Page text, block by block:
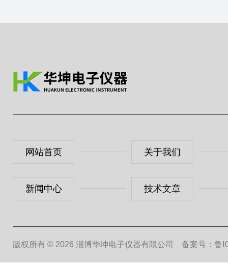
网站首页 关于我们
新闻中心 技术文章
版权所有 © 2026 淄博华坤电子仪器有限公司 备案号：鲁